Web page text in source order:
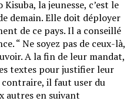
la jeunesse, c’est le
demain. Elle doit déployer
de ce pays. Il a conseillé
“ Ne soyez pas de ceux-là,
A la fin de leur mandat,
textes pour justifier leur
contraire, il faut user du
autres en suivant